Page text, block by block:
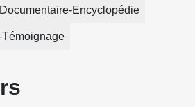
Documentaire-Encyclopédie